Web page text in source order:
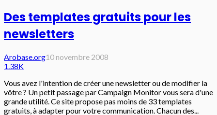
Des templates gratuits pour les
newsletters
Arobase.org10 novembre 2008
1.38K
Vous avez l'intention de créer une newsletter ou de modifier la
vôtre ? Un petit passage par Campaign Monitor vous sera d'une
grande utilité. Ce site propose pas moins de 33 templates
gratuits, à adapter pour votre communication. Chacun des...